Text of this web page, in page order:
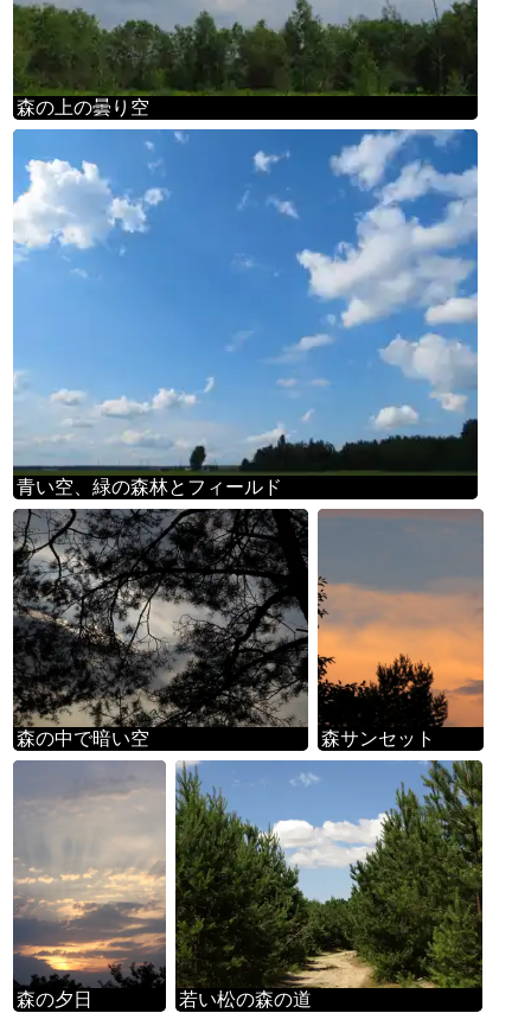
森の上の曇り空
青い空、緑の森林とフィールド
森の中で暗い空 森サンセット
森の夕日 若い松の森の道